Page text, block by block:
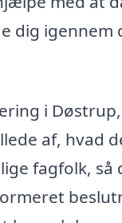
dig
i
af, hvad
fagfolk, så